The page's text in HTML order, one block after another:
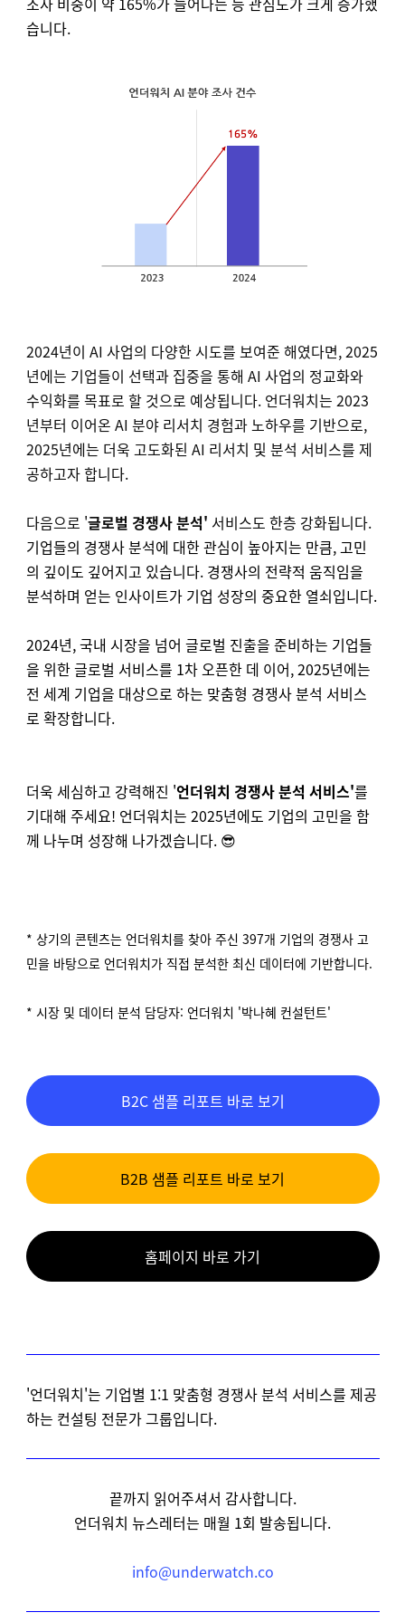
습니다.
2024년이 AI 사업의 다양한 시도를 보여준 해였다면, 2025
년에는 기업들이 선택과 집중을 통해 AI 사업의 정교화와
수익화를 목표로 할 것으로 예상됩니다. 언더워치는 2023
년부터 이어온 AI 분야 리서치 경험과 노하우를 기반으로,
2025년에는 더욱 고도화된 AI 리서치 및 분석 서비스를 제
공하고자 합니다.
다음으로 '글로벌 경쟁사 분석' 서비스도 한층 강화됩니다.
기업들의 경쟁사 분석에 대한 관심이 높아지는 만큼, 고민
의 깊이도 깊어지고 있습니다. 경쟁사의 전략적 움직임을
분석하며 얻는 인사이트가 기업 성장의 중요한 열쇠입니다.
2024년, 국내 시장을 넘어 글로벌 진출을 준비하는 기업들
을 위한 글로벌 서비스를 1차 오픈한 데 이어, 2025년에는
전 세계 기업을 대상으로 하는 맞춤형 경쟁사 분석 서비스
로 확장합니다.
더욱 세심하고 강력해진 '언더워치 경쟁사 분석 서비스'를
기대해 주세요! 언더워치는 2025년에도 기업의 고민을 함
께 나누며 성장해 나가겠습니다. 😎
* 상기의 콘텐츠는 언더워치를 찾아 주신 397개 기업의 경쟁사 고
민을 바탕으로 언더워치가 직접 분석한 최신 데이터에 기반합니다.
* 시장 및 데이터 분석 담당자: 언더워치 '박나혜 컨설턴트'
B2C 샘플 리포트 바로 보기
B2B 샘플 리포트 바로 보기
홈페이지 바로 가기
'언더워치'는 기업별 1:1 맞춤형 경쟁사 분석 서비스를 제공
하는 컨설팅 전문가 그룹입니다.
끝까지 읽어주셔서 감사합니다.
언더워치 뉴스레터는 매월 1회 발송됩니다.
info@underwatch.co